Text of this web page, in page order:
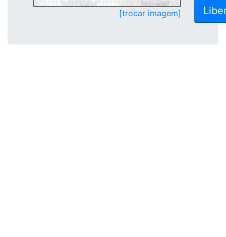
[trocar imagem]